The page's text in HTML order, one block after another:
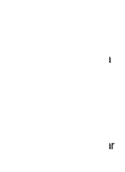
raksturo šādi:
sākums. Bez piena
Piena upes un
prieks un laime.
galds mūs veido par
nodala no